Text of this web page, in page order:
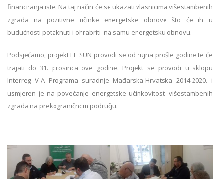
financiranja iste. Na taj način će se ukazati vlasnicima višestambenih
zgrada na pozitivne učinke energetske obnove što će ih u
budućnosti potaknuti i ohrabriti na samu energetsku obnovu.
Podsjećamo, projekt EE SUN provodi se od rujna prošle godine te će
trajati do 31. prosinca ove godine. Projekt se provodi u sklopu
Interreg V-A Programa suradnje Mađarska-Hrvatska 2014-2020. i
usmjeren je na povećanje energetske učinkovitosti višestambenih
zgrada na prekograničnom području.